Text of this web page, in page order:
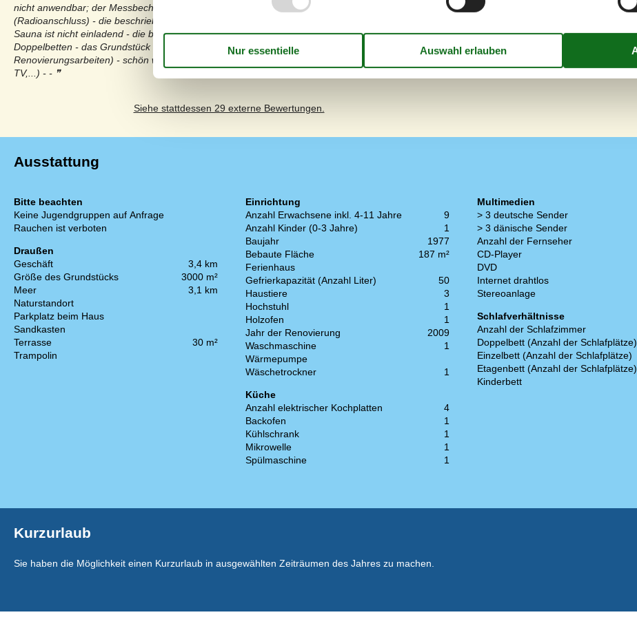
nicht anwendbar; der Messbecher dazu fehlt - ein Teil der elektrischen Leitungen ist "gebastelt"
(Radioanschluss) - die beschriebene Fussbodenheizung (Bad, Küche) war nicht fühlbar - die
Sauna ist nicht einladend - die bereitgestellten Laken (Einzelbett) passten nicht auf die
Doppelbetten - das Grundstück war ungepflegt (sehr zugewachsen; herumliegende Reste von
Renovierungsarbeiten) - schön wären kurze Gebrauchsanweisungen zur Technik (Herd, Sauna,
TV,...) - -
Siehe stattdessen 29 externe Bewertungen.
Ausstattung
Bitte beachten
Keine Jugendgruppen auf Anfrage
Rauchen ist verboten
Draußen
Geschäft
3,4 km
Größe des Grundstücks
3000 m²
Meer
3,1 km
Naturstandort
Parkplatz beim Haus
Sandkasten
Terrasse
30 m²
Trampolin
Einrichtung
Anzahl Erwachsene inkl. 4-11 Jahre
9
Anzahl Kinder (0-3 Jahre)
1
Baujahr
1977
Bebaute Fläche
187 m²
Ferienhaus
Gefrierkapazität (Anzahl Liter)
50
Haustiere
3
Hochstuhl
1
Holzofen
1
Jahr der Renovierung
2009
Waschmaschine
1
Wärmepumpe
Wäschetrockner
1
Küche
Anzahl elektrischer Kochplatten
4
Backofen
1
Kühlschrank
1
Mikrowelle
1
Spülmaschine
1
Multimedien
> 3 deutsche Sender
> 3 dänische Sender
Anzahl der Fernseher
CD-Player
DVD
Internet drahtlos
Stereoanlage
Schlafverhältnisse
Anzahl der Schlafzimmer
Doppelbett (Anzahl der Schlafplätze)
Einzelbett (Anzahl der Schlafplätze)
Etagenbett (Anzahl der Schlafplätze)
Kinderbett
Kurzurlaub
Sie haben die Möglichkeit einen Kurzurlaub in ausgewählten Zeiträumen des Jahres zu machen.